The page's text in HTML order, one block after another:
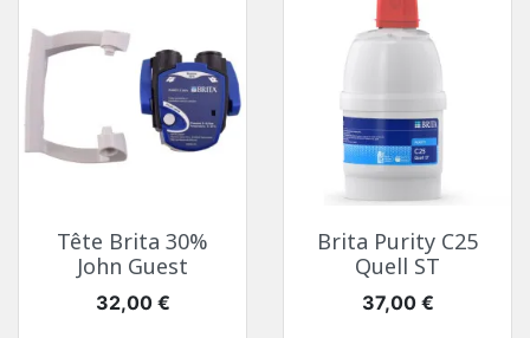
Tête Brita 30%
John Guest
Prix
32,00 €
Brita Purity C25
Quell ST
Prix
37,00 €